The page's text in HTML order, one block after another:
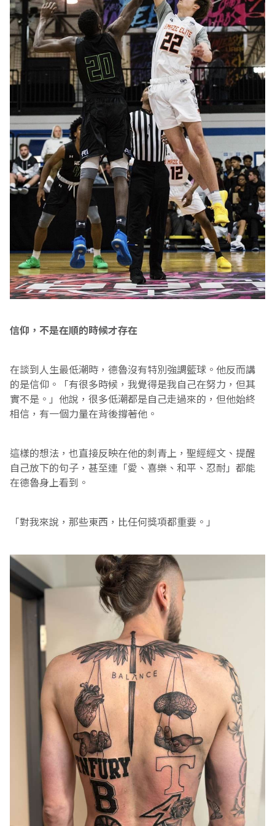
信仰，不是在順的時候才存在
在談到人生最低潮時，德魯沒有特別強調籃球。他反而講
的是信仰。「有很多時候，我覺得是我自己在努力，但其
實不是。」他說，很多低潮都是自己走過來的，但他始終
相信，有一個力量在背後撐著他。
這樣的想法，也直接反映在他的刺青上，聖經經文、提醒
自己放下的句子，甚至連「愛、喜樂、和平、忍耐」都能
在德魯身上看到。
「對我來說，那些東西，比任何獎項都重要。」